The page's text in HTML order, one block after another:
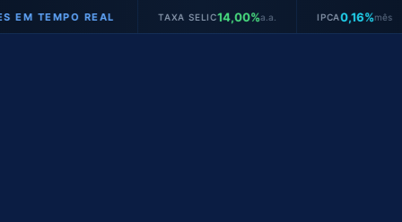
REAL TAXA SELIC14,00%a.a. IPCA 0,16%mês